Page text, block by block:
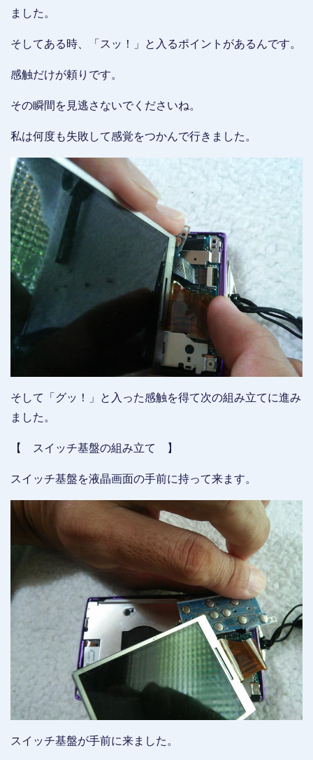
ました。
そしてある時、「スッ！」と入るポイントがあるんです。
感触だけが頼りです。
その瞬間を見逃さないでくださいね。
私は何度も失敗して感覚をつかんで行きました。
そして「グッ！」と入った感触を得て次の組み立てに進み
ました。
【 スイッチ基盤の組み立て 】
スイッチ基盤を液晶画面の手前に持って来ます。
スイッチ基盤が手前に来ました。